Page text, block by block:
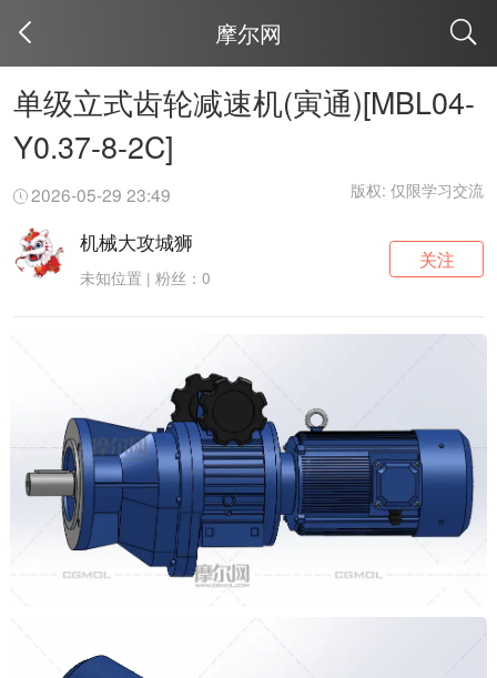
摩尔网
单级立式齿轮减速机(寅通)[MBL04-
Y0.37-8-2C]
2026-05-29 23:49 版权: 仅限学习交流
机械大攻城狮
未知位置 | 粉丝：0
关注
取消